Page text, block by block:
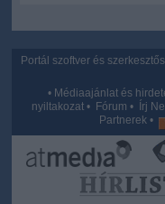
Portál szoftver és
• Médiaajánlat és
nyiltakozat • Fórum • Írj
Partnerek •